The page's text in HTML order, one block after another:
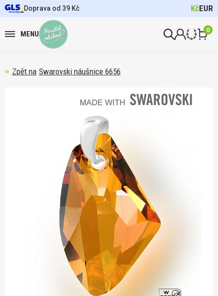
Doprava od 39 Kč KčEUR
MENU 0
Swarovski náušnice 6656